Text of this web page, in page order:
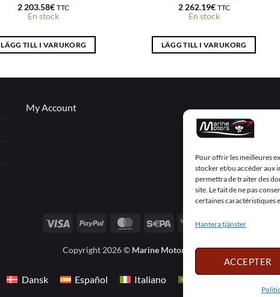
Pour offrir les meilleures
stocker et/ou accéder aux
permettra de traiter des
site. Le fait de ne pas
certaines caractéristiques
Hantera tjänster
ACCEPTER
2 203.58€ TTC
En stock
LÄGG TILL I VARUKORG
2 262.19€ TTC
En stock
LÄGG TILL I VARUKORG
My Account
Visa PayPal MasterCard
Sepa
Visa
Copyright 2026 © Marine Motors
Dansk Español Italiano